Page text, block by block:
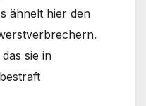
ähnelt hier den
sie in